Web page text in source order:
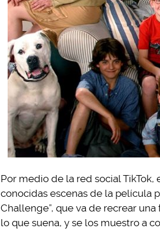
Por medio de la red social
conocidas escenas de la película
Challenge”, que va de recrear
lo que suena, y se los muestro a